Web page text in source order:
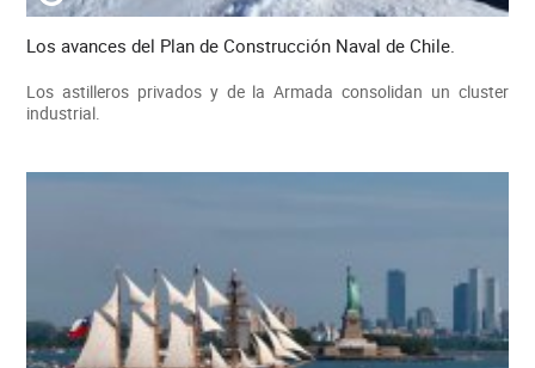
Los avances del Plan de Construcción Naval de Chile.
Los astilleros privados y de la Armada consolidan un cluster
industrial.